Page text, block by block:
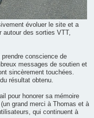
évoluer le site et a
autour des sorties VTT,
conscience de
messages de soutien et
sincèrement touchées.
résultat obtenu.
pour honorer sa mémoire
grand merci à Thomas et à
qui continuent à